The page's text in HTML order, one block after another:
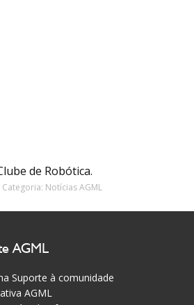
de Robótica.
Categoria: Notícias AGML
AGML
Suporte à comunidade
AGML